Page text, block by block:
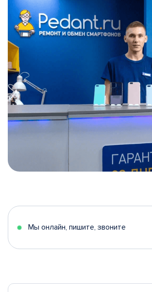
5
Мы онлайн, пишите, звоните